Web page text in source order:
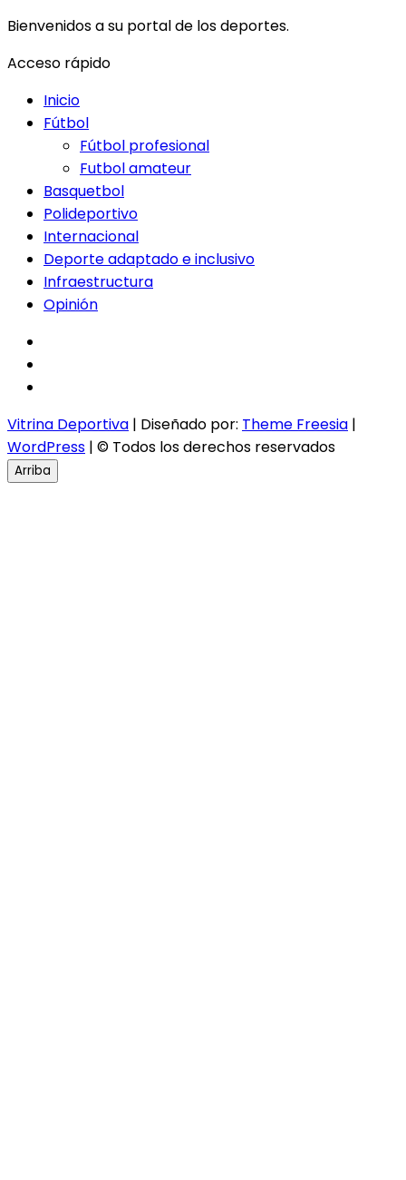
Bienvenidos a su portal de los deportes.
Acceso rápido
Inicio
Fútbol
Fútbol profesional
Futbol amateur
Basquetbol
Polideportivo
Internacional
Deporte adaptado e inclusivo
Infraestructura
Opinión
Vitrina Deportiva | Diseñado por: Theme Freesia |
WordPress | © Todos los derechos reservados
Arriba